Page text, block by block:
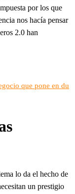
por los que
nos hacía pensar
2.0 han
que pone en du
lo da el hecho de
un prestigio